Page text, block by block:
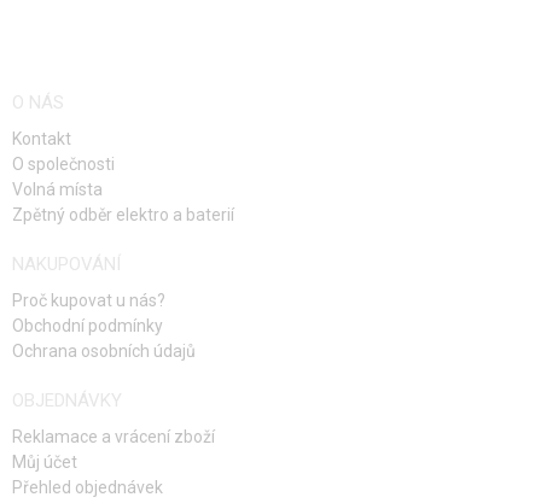
O NÁS
Kontakt
O společnosti
Volná místa
Zpětný odběr elektro a baterií
NAKUPOVÁNÍ
Proč kupovat u nás?
Obchodní podmínky
Ochrana osobních údajů
OBJEDNÁVKY
Reklamace a vrácení zboží
Můj účet
Přehled objednávek